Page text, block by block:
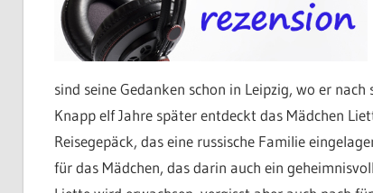
sind seine Gedanken schon in Leipzig, wo er
Knapp elf Jahre später entdeckt das Mädchen
Reisegepäck, das eine russische Familie
für das Mädchen, das darin auch ein